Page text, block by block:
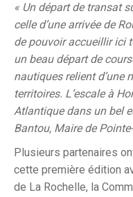
« Un départ de transat
celle d’une arrivée de
de pouvoir accueillir ici
un beau départ de
nautiques relient d’une
territoires. L’escale à
Atlantique dans un bel
Bantou, Maire de
Plusieurs partenaires
cette première édition
de La Rochelle, la